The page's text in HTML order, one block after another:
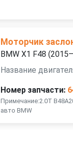
Моторчик
BMW X1 F48
Название
Номер запчасти:
Примечание:2.0T
авто BMW